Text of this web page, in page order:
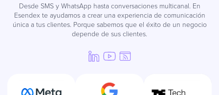
Desde SMS y WhatsApp hasta conversaciones multicanal. En
Esendex te ayudamos a crear una experiencia de comunicación
única a tus clientes. Porque sabemos que el éxito de un negocio
depende de sus clientes.